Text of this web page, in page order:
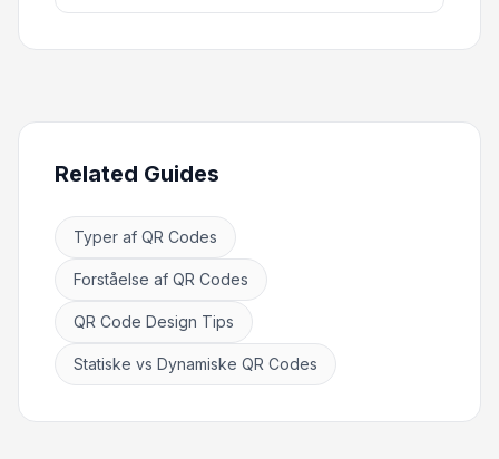
Related Guides
Typer af QR Codes
Forståelse af QR Codes
QR Code Design Tips
Statiske vs Dynamiske QR Codes